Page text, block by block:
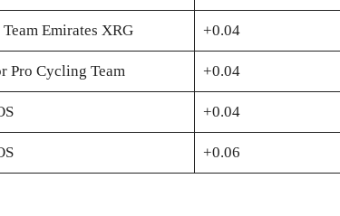
Emirates XRG +0.04
Pro Cycling Team +0.04
+0.04
+0.06